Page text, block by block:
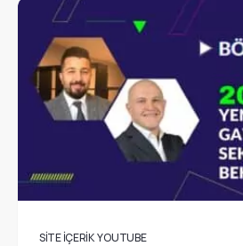
SITE İÇERIK YOUTUBE